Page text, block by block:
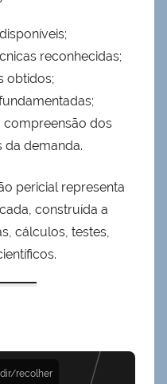
reconhecidas;
obtidos;
compreensão dos
da demanda.
pericial representa
construída a
cálculos, testes,
recolher
Motivos